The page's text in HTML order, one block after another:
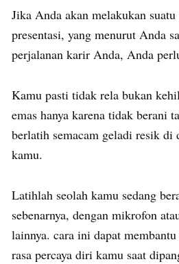
Jika Anda akan melakukan
presentasi, yang menurut Anda
perjalanan karir Anda, Anda
Kamu pasti tidak rela bukan
emas hanya karena tidak berani
berlatih semacam geladi resik di
kamu.
Latihlah seolah kamu sedang
sebenarnya, dengan mikrofon
lainnya. cara ini dapat
rasa percaya diri kamu saat